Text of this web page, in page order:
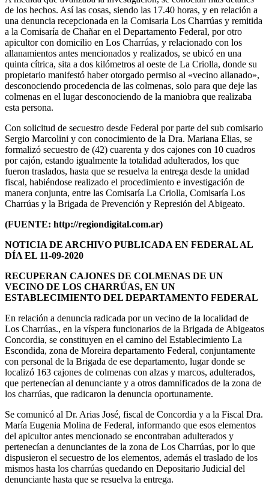
de los hechos. Así las cosas, siendo las 17.40 horas, y en relación a
una denuncia recepcionada en la Comisaria Los Charrúas y remitida
a la Comisaría de Chañar en el Departamento Federal, por otro
apicultor con domicilio en Los Charrúas, y relacionado con los
allanamientos antes mencionados y realizados, se ubicó en una
quinta cítrica, sita a dos kilómetros al oeste de La Criolla, donde su
propietario manifestó haber otorgado permiso al «vecino allanado»,
desconociendo procedencia de las colmenas, solo para que deje las
colmenas en el lugar desconociendo de la maniobra que realizaba
esta persona.
Con solicitud de secuestro desde Federal por parte del sub comisario
Sergio Marcolini y con conocimiento de la Dra. Mariana Elias, se
formalizó secuestro de (42) cuarenta y dos cajones con 10 cuadros
por cajón, estando igualmente la totalidad adulterados, los que
fueron traslados, hasta que se resuelva la entrega desde la unidad
fiscal, habiéndose realizado el procedimiento e investigación de
manera conjunta, entre las Comisaría La Criolla, Comisaría Los
Charrúas y la Brigada de Prevención y Represión del Abigeato.
(FUENTE: http://regiondigital.com.ar)
NOTICIA DE ARCHIVO PUBLICADA EN FEDERAL AL
DÍA EL 11-09-2020
RECUPERAN CAJONES DE COLMENAS DE UN
VECINO DE LOS CHARRÚAS, EN UN
ESTABLECIMIENTO DEL DEPARTAMENTO FEDERAL
En relación a denuncia radicada por un vecino de la localidad de
Los Charrúas., en la víspera funcionarios de la Brigada de Abigeatos
Concordia, se constituyen en el camino del Establecimiento La
Escondida, zona de Moreira departamento Federal, conjuntamente
con personal de la Brigada de ese departamento, lugar donde se
localizó 163 cajones de colmenas con alzas y marcos, adulterados,
que pertenecían al denunciante y a otros damnificados de la zona de
los charrúas, que radicaron la denuncia oportunamente.
Se comunicó al Dr. Arias José, fiscal de Concordia y a la Fiscal Dra.
María Eugenia Molina de Federal, informando que esos elementos
del apicultor antes mencionado se encontraban adulterados y
pertenecían a denunciantes de la zona de Los Charrúas, por lo que
dispusieron el secuestro de los elementos, además el traslado de los
mismos hasta los charrúas quedando en Depositario Judicial del
denunciante hasta que se resuelva la entrega.